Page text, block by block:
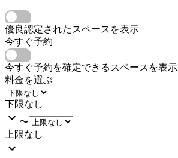
優良認定されたスペースを表示
今すぐ予約
今すぐ予約を確定できるスペースを表示
料金を選ぶ
下限なし
〜
上限なし